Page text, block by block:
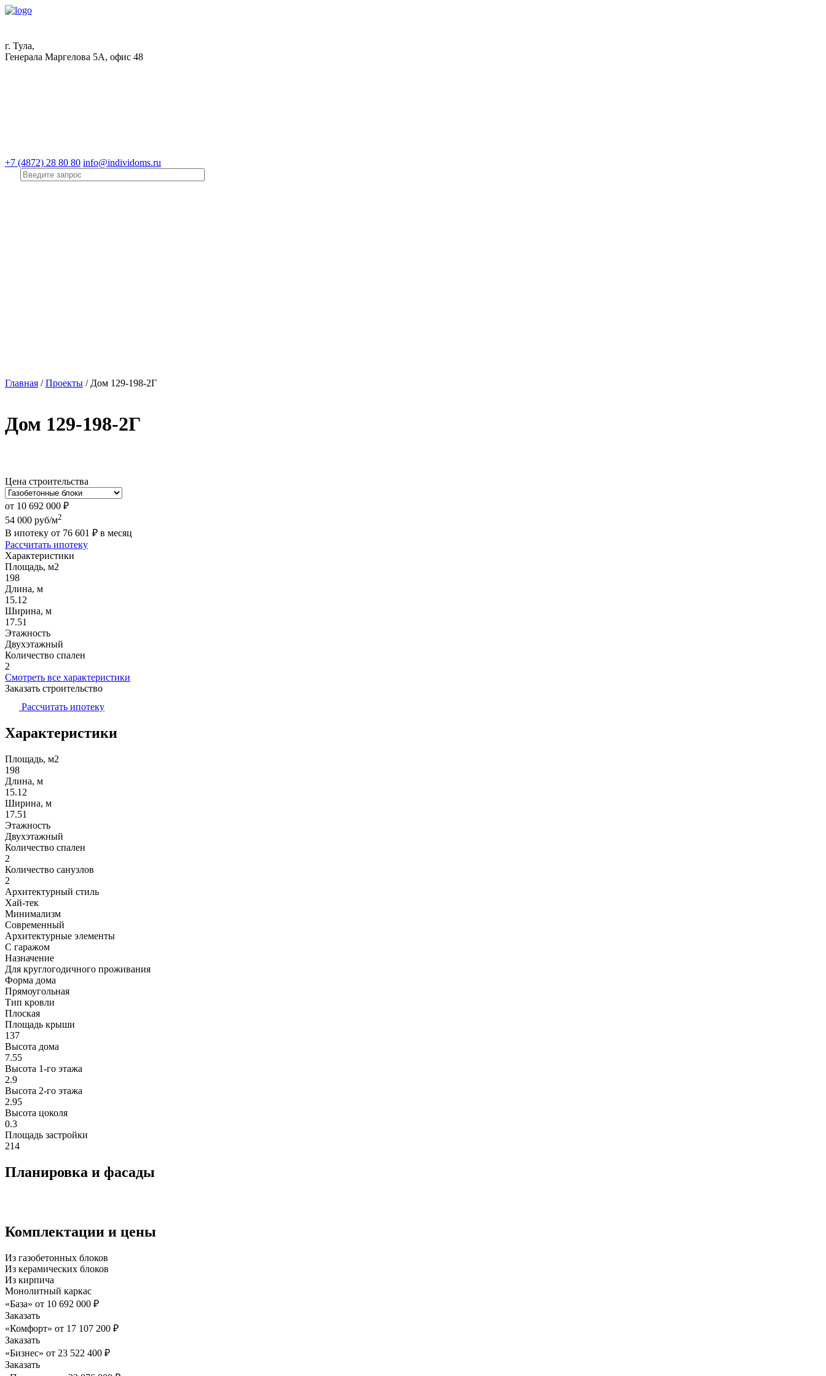
г. Тула,
Генерала Маргелова 5А, офис 48
+7 (4872) 28 80 80 info@individoms.ru
Главная /Проекты / Дом 129-198-2Г
Дом 129-198-2Г
Цена строительства
от 10 692 000 ₽
54 000 руб/м2
В ипотеку от 76 601 ₽ в месяц
Рассчитать ипотеку
Характеристики
Площадь, м2
198
Длина, м
15.12
Ширина, м
17.51
Этажность
Двухэтажный
Количество спален
2
Смотреть все характеристики
Заказать строительство
Рассчитать ипотеку
Характеристики
Площадь, м2
198
Длина, м
15.12
Ширина, м
17.51
Этажность
Двухэтажный
Количество спален
2
Количество санузлов
2
Архитектурный стиль
Хай-тек
Минимализм
Современный
Архитектурные элементы
С гаражом
Назначение
Для круглогодичного проживания
Форма дома
Прямоугольная
Тип кровли
Плоская
Площадь крыши
137
Высота дома
7.55
Высота 1-го этажа
2.9
Высота 2-го этажa
2.95
Высота цоколя
0.3
Площадь застройки
214
Планировка и фасады
Комплектации и цены
Из газобетонных блоков
Из керамических блоков
Из кирпича
Монолитный каркас
«База» от 10 692 000 ₽
Заказать
«Комфорт» от 17 107 200 ₽
Заказать
«Бизнес» от 23 522 400 ₽
Заказать